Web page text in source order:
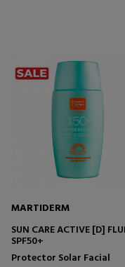
MARTIDERM
SUN CARE ACTIVE [D]
SPF50+
Protector Solar Facial